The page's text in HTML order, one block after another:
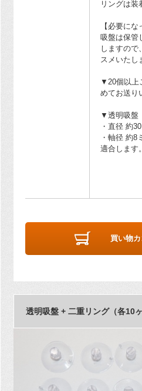
リングは装
【必要に
吸盤は保管
しますので
スメいたし
▼20個以上
めてお送り
▼透明吸盤
・直径 約
・軸径 約8
適合します
買い物
透明吸盤 + 二重リング（各10ヶ